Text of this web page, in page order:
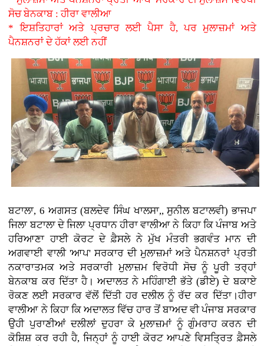
ਸੋਚ ਬੇਨਕਾਬ : ਹੀਰਾ ਵਾਲੀਆ
* ਇਸ਼ਤਿਹਾਰਾਂ ਅਤੇ ਪ੍ਰਚਾਰ ਲਈ ਪੈਸਾ ਹੈ, ਪਰ ਮੁਲਾਜ਼ਮਾਂ ਅਤੇ
ਪੈਨਸ਼ਨਰਾਂ ਦੇ ਹੱਕਾਂ ਲਈ ਨਹੀਂ
ਬਟਾਲਾ, 6 ਅਗਸਤ (ਬਲਦੇਵ ਸਿੰਘ ਖਾਲਸਾ,, ਸੁਨੀਲ ਬਟਾਲਵੀ) ਭਾਜਪਾ
ਜਿਲਾ ਬਟਾਲਾ ਦੇ ਜਿਲਾ ਪ੍ਰਧਾਨ ਹੀਰਾ ਵਾਲੀਆ ਨੇ ਕਿਹਾ ਕਿ ਪੰਜਾਬ ਅਤੇ
ਹਰਿਆਣਾ ਹਾਈ ਕੋਰਟ ਦੇ ਫ਼ੈਸਲੇ ਨੇ ਮੁੱਖ ਮੰਤਰੀ ਭਗਵੰਤ ਮਾਨ ਦੀ
ਅਗਵਾਈ ਵਾਲੀ 'ਆਪ' ਸਰਕਾਰ ਦੀ ਮੁਲਾਜ਼ਮਾਂ ਅਤੇ ਪੈਨਸ਼ਨਰਾਂ ਪ੍ਰਤੀ
ਨਕਾਰਾਤਮਕ ਅਤੇ ਸਰਕਾਰੀ ਮੁਲਾਜ਼ਮ ਵਿਰੋਧੀ ਸੋਚ ਨੂੰ ਪੂਰੀ ਤਰ੍ਹਾਂ
ਬੇਨਕਾਬ ਕਰ ਦਿੱਤਾ ਹੈ। ਅਦਾਲਤ ਨੇ ਮਹਿੰਗਾਈ ਭੱਤੇ (ਡੀਏ) ਦੇ ਬਕਾਏ
ਰੋਕਣ ਲਈ ਸਰਕਾਰ ਵੱਲੋਂ ਦਿੱਤੀ ਹਰ ਦਲੀਲ ਨੂੰ ਰੱਦ ਕਰ ਦਿੱਤਾ।ਹੀਰਾ
ਵਾਲੀਆ ਨੇ ਕਿਹਾ ਕਿ ਅਦਾਲਤ ਵਿੱਚ ਹਾਰ ਤੋਂ ਬਾਅਦ ਵੀ ਪੰਜਾਬ ਸਰਕਾਰ
ਉਹੀ ਪੁਰਾਣੀਆਂ ਦਲੀਲਾਂ ਦੁਹਰਾ ਕੇ ਮੁਲਾਜ਼ਮਾਂ ਨੂੰ ਗੁੰਮਰਾਹ ਕਰਨ ਦੀ
ਕੋਸ਼ਿਸ਼ ਕਰ ਰਹੀ ਹੈ, ਜਿਨ੍ਹਾਂ ਨੂੰ ਹਾਈ ਕੋਰਟ ਆਪਣੇ ਵਿਸਤ੍ਰਿਤ ਫ਼ੈਸਲੇ